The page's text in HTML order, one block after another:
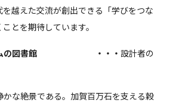
越えた交流が創出できる「学びをつな
とを期待しています。
ームの図書館 ・・・ 設計者の
な絶景である。加賀百万石を支える穀